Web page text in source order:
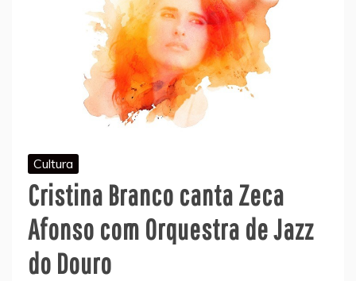
Cultura
Cristina Branco canta Zeca
Afonso com Orquestra de Jazz
do Douro